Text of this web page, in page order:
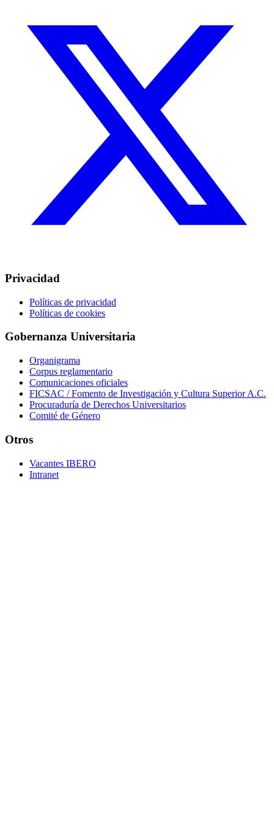
Privacidad
Políticas de privacidad
Políticas de cookies
Gobernanza Universitaria
Organigrama
Corpus reglamentario
Comunicaciones oficiales
FICSAC / Fomento de Investigación y Cultura Superior A.C.
Procuraduría de Derechos Universitarios
Comité de Género
Otros
Vacantes IBERO
Intranet